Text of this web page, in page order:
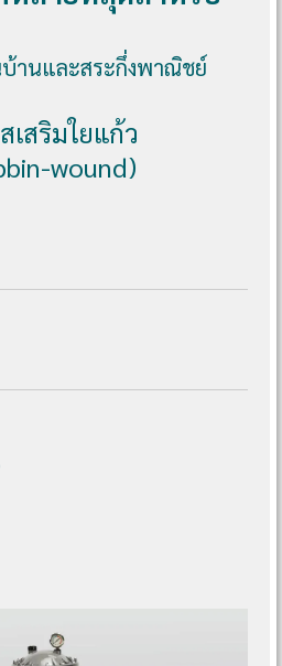
านและสระกึ่งพาณิชย์
เสริมใยแก้ว
wound)